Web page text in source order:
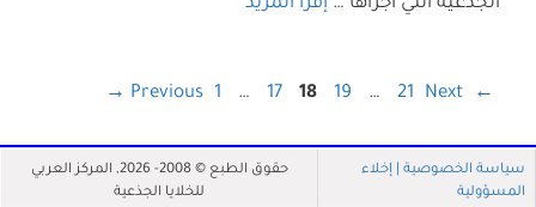
←
1 … 17 18 19 … 21 Next
→
سياسة الخصوصية | إخلاء
المسؤولية
حقوق الطبع © 2008- 2026, المركز العربي
للخلايا الجذعية